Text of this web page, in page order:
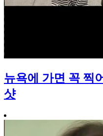
뉴욕에 가면 꼭 찍
샷